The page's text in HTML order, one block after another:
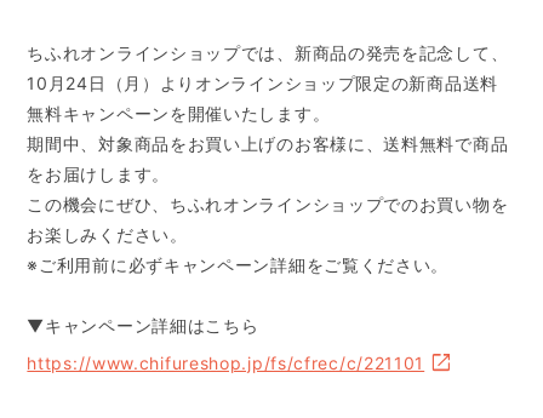
ちふれオンラインショップでは、新商品の発売を記念して、
10月24日（月）よりオンラインショップ限定の新商品送料
無料キャンペーンを開催いたします。
期間中、対象商品をお買い上げのお客様に、送料無料で商品
をお届けします。
この機会にぜひ、ちふれオンラインショップでのお買い物を
お楽しみください。
※ご利用前に必ずキャンペーン詳細をご覧ください。
▼キャンペーン詳細はこちら
https://www.chifureshop.jp/fs/cfrec/c/221101